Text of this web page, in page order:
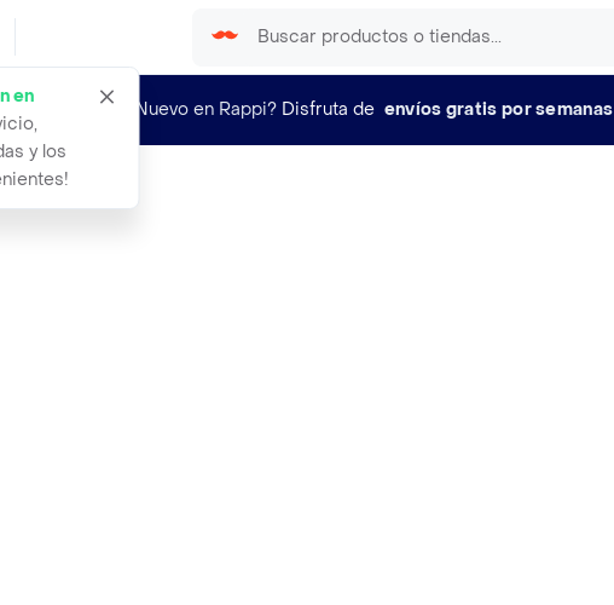
en
y los
¿Nuevo en Rappi? Disfruta de envíos gratis por semanas
uduk